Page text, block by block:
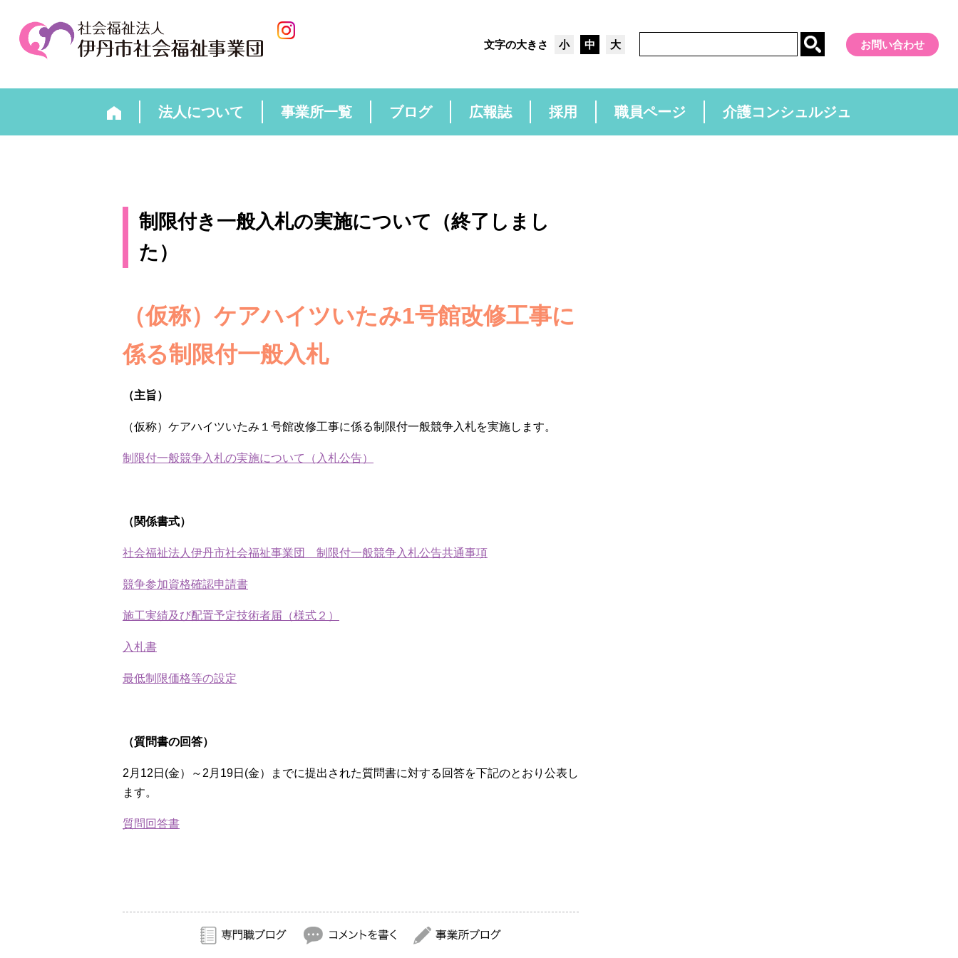
文字の大きさ 小 中 大 お問い合わせ
法人について 事業所一覧 ブログ 広報誌 採用 職員ページ 介護コンシュルジュ
制限付き一般入札の実施について（終了しまし
た）
（仮称）ケアハイツいたみ1号館改修工事に
係る制限付一般入札
（主旨）
（仮称）ケアハイツいたみ１号館改修工事に係る制限付一般競争入札を実施します。
制限付一般競争入札の実施について（入札公告）
（関係書式）
社会福祉法人伊丹市社会福祉事業団 制限付一般競争入札公告共通事項
競争参加資格確認申請書
施工実績及び配置予定技術者届（様式２）
入札書
最低制限価格等の設定
（質問書の回答）
2月12日(金）～2月19日(金）までに提出された質問書に対する回答を下記のとおり公表し
ます。
質問回答書